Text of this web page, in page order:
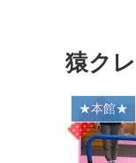
猿ク
★本館★